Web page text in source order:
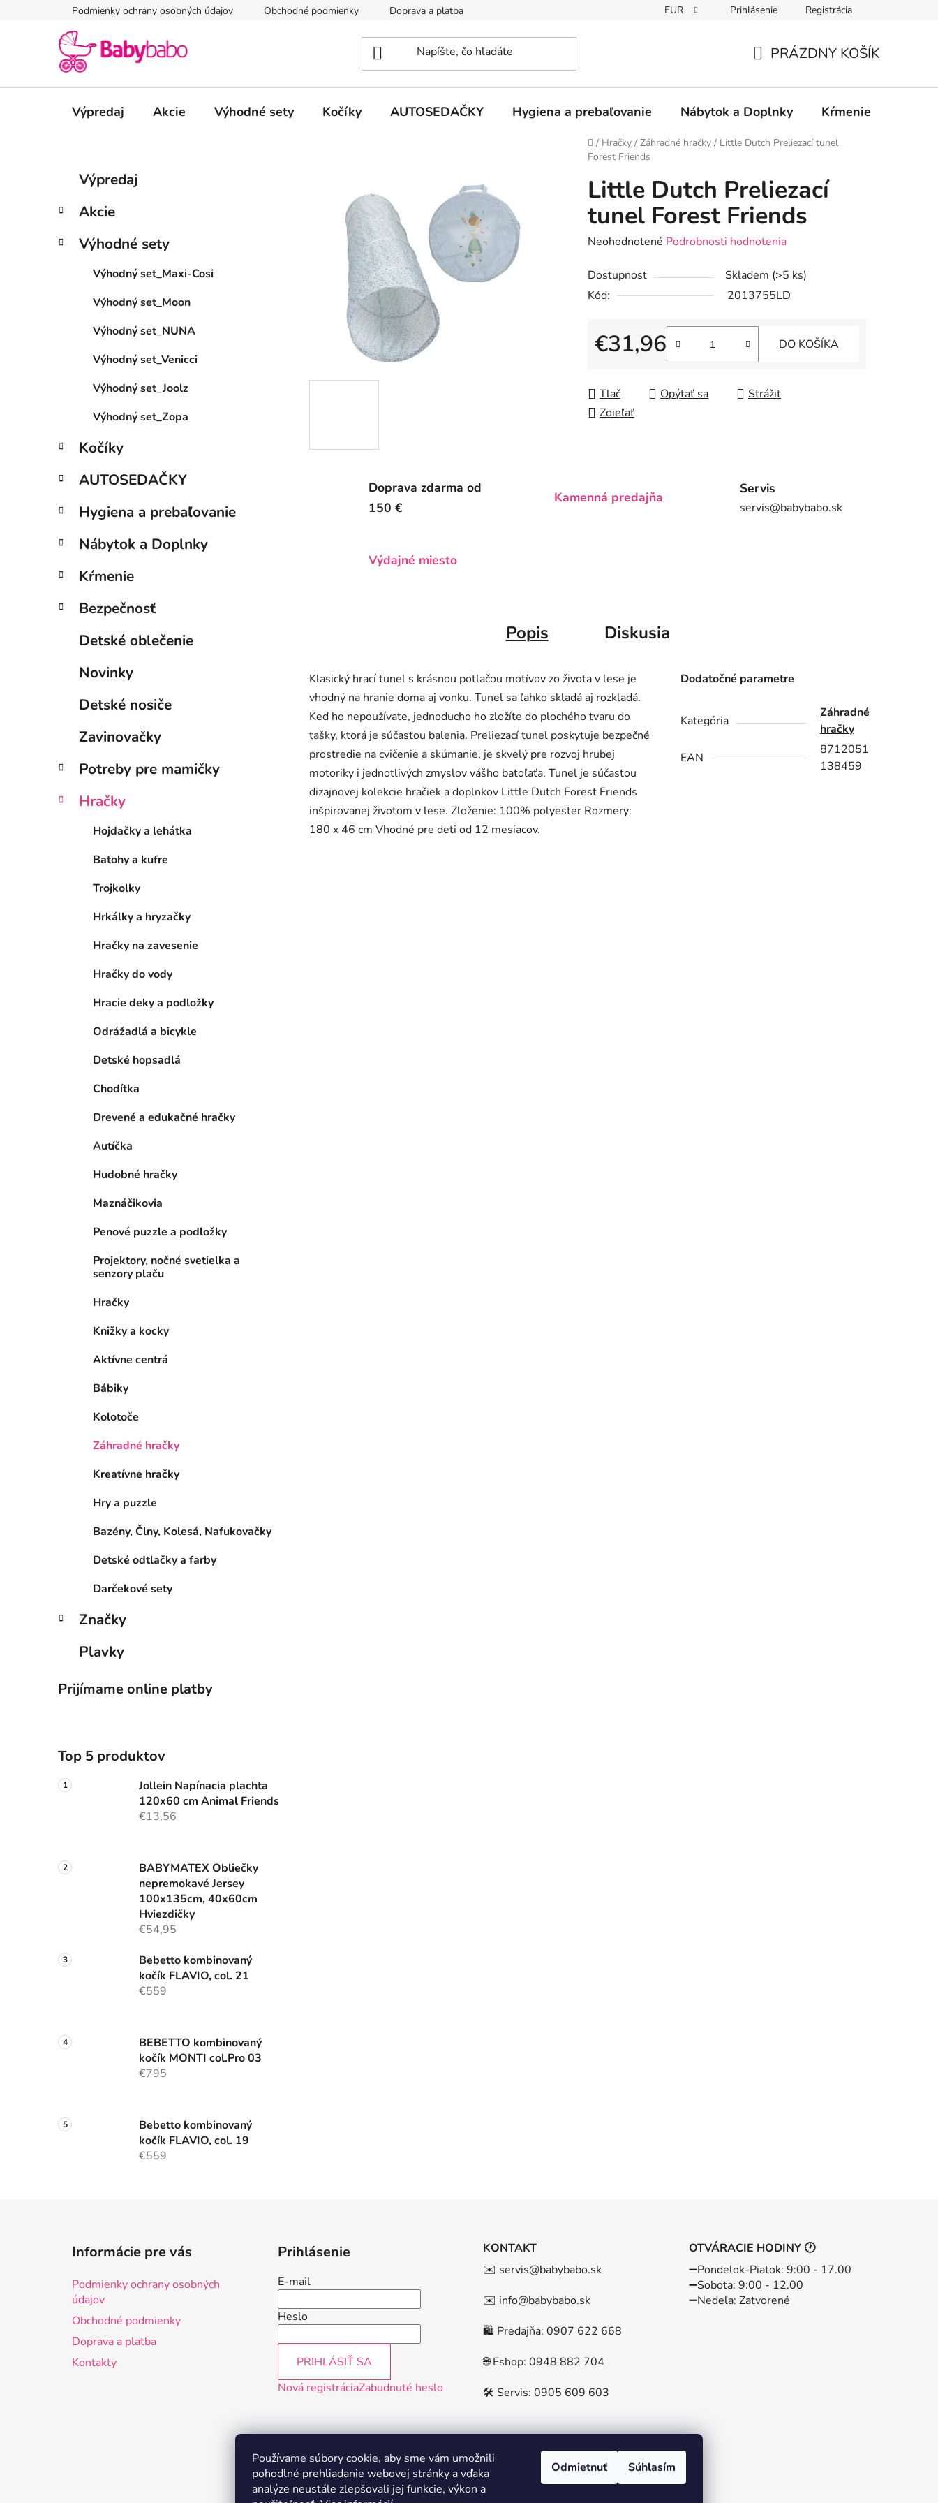
Používame súbory cookie, aby sme vám umožnili
pohodlné prehliadanie webovej stránky a vďaka
analýze neustále zlepšovali jej funkcie, výkon a
Odmietnuť Súhlasím
Podmienky ochrany osobných údajov Obchodné podmienky Doprava a platba EUR Prihlásenie Registrácia
KOŠÍK
PRÁZDNY KOŠÍK
Výpredaj Akcie Výhodné sety Kočíky AUTOSEDAČKY Hygiena a prebaľovanie Nábytok a Doplnky Kŕmenie
Domov
/ Hračky / Záhradné hračky / Little Dutch Preliezací tunel
Forest Friends
č
ý
Preskočiť
kategórie
e
ó
Výpredaj
Akcie
Výhodné sety
Výhodný set_Maxi-Cosi
Výhodný set_Moon
Výhodný set_NUNA
Výhodný set_Venicci
Výhodný set_Joolz
Výhodný set_Zopa
Kočíky
AUTOSEDAČKY
Hygiena a prebaľovanie
Nábytok a Doplnky
Kŕmenie
Bezpečnosť
Detské oblečenie
Novinky
Detské nosiče
Zavinovačky
Potreby pre mamičky
Hračky
Hojdačky a lehátka
Batohy a kufre
Trojkolky
Hrkálky a hryzačky
Hračky na zavesenie
Hračky do vody
Hracie deky a podložky
Odrážadlá a bicykle
Detské hopsadlá
Chodítka
Drevené a edukačné hračky
Autíčka
Hudobné hračky
Maznáčikovia
Penové puzzle a podložky
Projektory, nočné svetielka a
senzory plaču
Hračky
Knižky a kocky
Aktívne centrá
Bábiky
Kolotoče
Záhradné hračky
Kreatívne hračky
Hry a puzzle
Bazény, Člny, Kolesá, Nafukovačky
Detské odtlačky a farby
Darčekové sety
Značky
Plavky
Prijímame online platby
Top 5 produktov
Jollein Napínacia plachta
120x60 cm Animal Friends
€13,56
BABYMATEX Obliečky
nepremokavé Jersey
100x135cm, 40x60cm
Hviezdičky
€54,95
Bebetto kombinovaný
kočík FLAVIO, col. 21
€559
BEBETTO kombinovaný
kočík MONTI col.Pro 03
€795
Bebetto kombinovaný
kočík FLAVIO, col. 19
€559
Little Dutch Preliezací
tunel Forest Friends
Priemerné
produktu
je
Neohodnotené Podrobnosti hodnotenia
Dostupnosť Skladem (>5 ks)
Kód:
2013755LD
€31,96
Jednotková cena:
DO KOŠÍKA
Tlač Opýtať sa
Strážiť
Zdieľať
Doprava zdarma od
150 €
Kamenná predajňa
Servis
servis@babybabo.sk
Výdajné miesto
Popis Diskusia
Klasický hrací tunel s krásnou potlačou motívov zo života v lese je
vhodný na hranie doma aj vonku. Tunel sa ľahko skladá aj rozkladá.
Keď ho nepoužívate, jednoducho ho zložíte do plochého tvaru do
tašky, ktorá je súčasťou balenia. Preliezací tunel poskytuje bezpečné
prostredie na cvičenie a skúmanie, je skvelý pre rozvoj hrubej
motoriky i jednotlivých zmyslov vášho batoľaťa. Tunel je súčasťou
dizajnovej kolekcie hračiek a doplnkov Little Dutch Forest Friends
inšpirovanej životom v lese. Zloženie: 100% polyester Rozmery:
180 x 46 cm Vhodné pre deti od 12 mesiacov.
Dodatočné parametre
Kategória
Záhradné
hračky
EAN
8712051
138459
Informácie pre vás
Podmienky ochrany osobných
údajov
Obchodné podmienky
Doprava a platba
Kontakty
Prihlásenie
E-mail
Heslo
PRIHLÁSIŤ SA
Nová registráciaZabudnuté heslo
KONTAKT
✉️ servis@babybabo.sk
✉️ info@babybabo.sk
🛍️ Predajňa: 0907 622 668
🌐 Eshop: 0948 882 704
🛠️ Servis: 0905 609 603
OTVÁRACIE HODINY 🕐
➖️Pondelok-Piatok: 9:00 - 17.00
➖️Sobota: 9:00 - 12.00
➖️Nedeľa: Zatvorené